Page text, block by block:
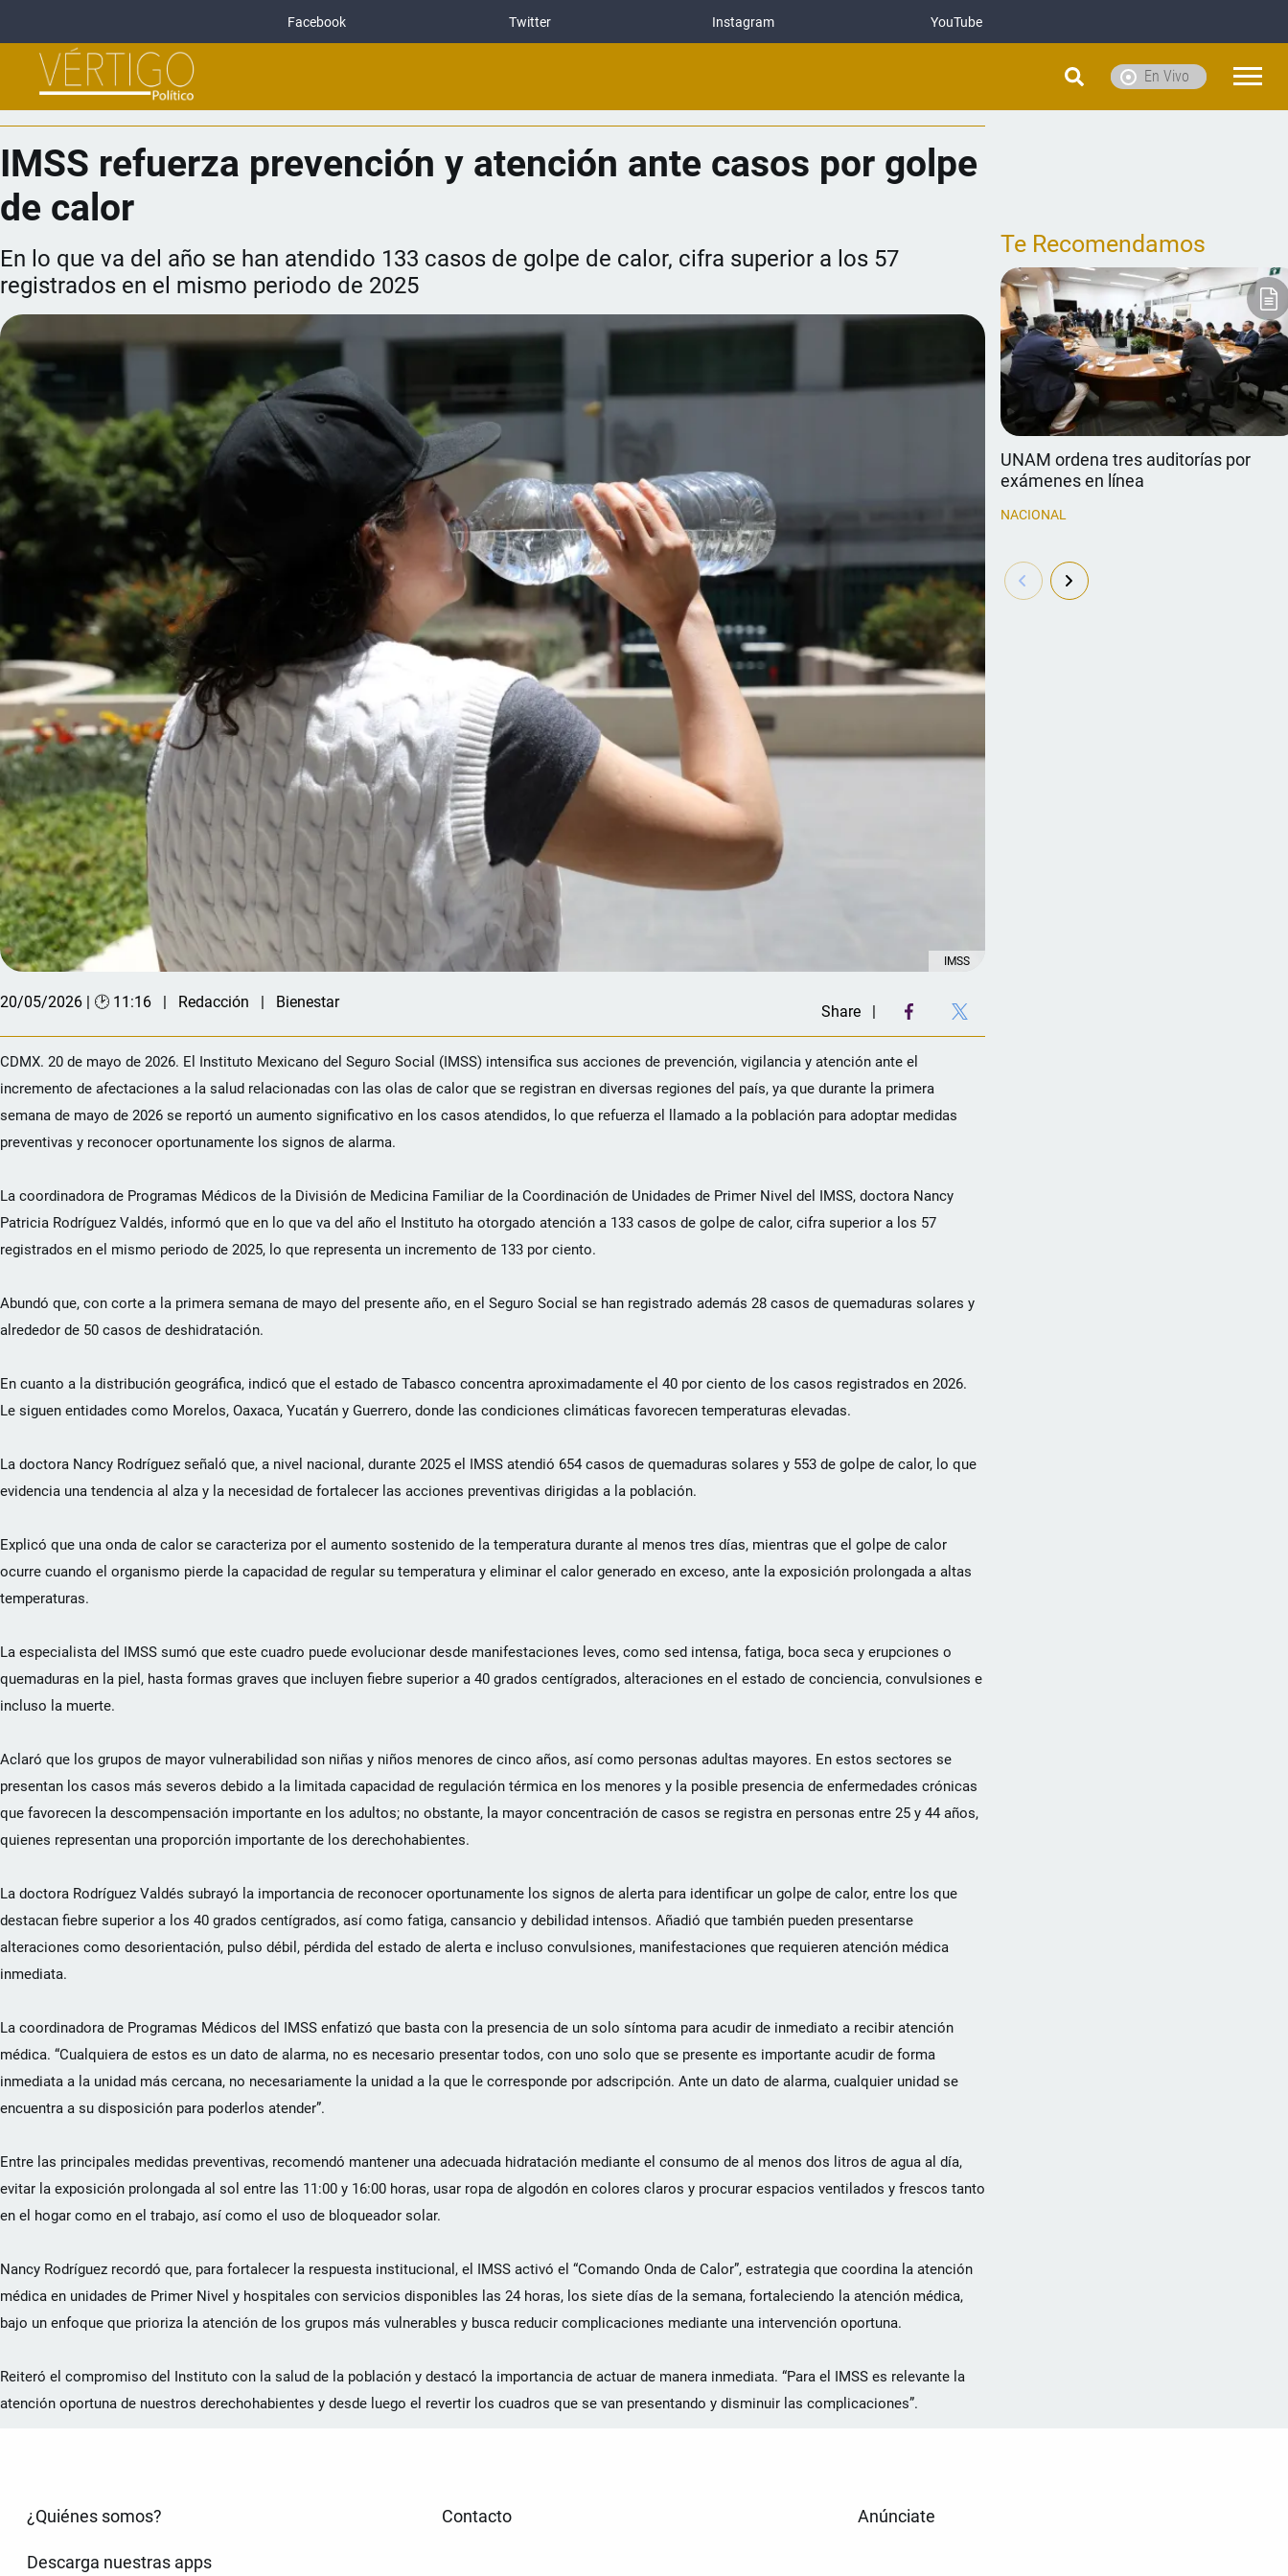
Facebook Twitter Instagram YouTube
En Vivo
IMSS refuerza prevención y atención ante casos por golpe
de calor
En lo que va del año se han atendido 133 casos de golpe de calor, cifra superior a los 57
registrados en el mismo periodo de 2025
IMSS
20/05/2026 | 🕑 11:16 Redacción Bienestar
Share
CDMX. 20 de mayo de 2026. El Instituto Mexicano del Seguro Social (IMSS) intensifica sus acciones de prevención, vigilancia y atención ante el
incremento de afectaciones a la salud relacionadas con las olas de calor que se registran en diversas regiones del país, ya que durante la primera
semana de mayo de 2026 se reportó un aumento significativo en los casos atendidos, lo que refuerza el llamado a la población para adoptar medidas
preventivas y reconocer oportunamente los signos de alarma.
La coordinadora de Programas Médicos de la División de Medicina Familiar de la Coordinación de Unidades de Primer Nivel del IMSS, doctora Nancy
Patricia Rodríguez Valdés, informó que en lo que va del año el Instituto ha otorgado atención a 133 casos de golpe de calor, cifra superior a los 57
registrados en el mismo periodo de 2025, lo que representa un incremento de 133 por ciento.
Abundó que, con corte a la primera semana de mayo del presente año, en el Seguro Social se han registrado además 28 casos de quemaduras solares y
alrededor de 50 casos de deshidratación.
En cuanto a la distribución geográfica, indicó que el estado de Tabasco concentra aproximadamente el 40 por ciento de los casos registrados en 2026.
Le siguen entidades como Morelos, Oaxaca, Yucatán y Guerrero, donde las condiciones climáticas favorecen temperaturas elevadas.
La doctora Nancy Rodríguez señaló que, a nivel nacional, durante 2025 el IMSS atendió 654 casos de quemaduras solares y 553 de golpe de calor, lo que
evidencia una tendencia al alza y la necesidad de fortalecer las acciones preventivas dirigidas a la población.
Explicó que una onda de calor se caracteriza por el aumento sostenido de la temperatura durante al menos tres días, mientras que el golpe de calor
ocurre cuando el organismo pierde la capacidad de regular su temperatura y eliminar el calor generado en exceso, ante la exposición prolongada a altas
temperaturas.
La especialista del IMSS sumó que este cuadro puede evolucionar desde manifestaciones leves, como sed intensa, fatiga, boca seca y erupciones o
quemaduras en la piel, hasta formas graves que incluyen fiebre superior a 40 grados centígrados, alteraciones en el estado de conciencia, convulsiones e
incluso la muerte.
Aclaró que los grupos de mayor vulnerabilidad son niñas y niños menores de cinco años, así como personas adultas mayores. En estos sectores se
presentan los casos más severos debido a la limitada capacidad de regulación térmica en los menores y la posible presencia de enfermedades crónicas
que favorecen la descompensación importante en los adultos; no obstante, la mayor concentración de casos se registra en personas entre 25 y 44 años,
quienes representan una proporción importante de los derechohabientes.
La doctora Rodríguez Valdés subrayó la importancia de reconocer oportunamente los signos de alerta para identificar un golpe de calor, entre los que
destacan fiebre superior a los 40 grados centígrados, así como fatiga, cansancio y debilidad intensos. Añadió que también pueden presentarse
alteraciones como desorientación, pulso débil, pérdida del estado de alerta e incluso convulsiones, manifestaciones que requieren atención médica
inmediata.
La coordinadora de Programas Médicos del IMSS enfatizó que basta con la presencia de un solo síntoma para acudir de inmediato a recibir atención
médica. “Cualquiera de estos es un dato de alarma, no es necesario presentar todos, con uno solo que se presente es importante acudir de forma
inmediata a la unidad más cercana, no necesariamente la unidad a la que le corresponde por adscripción. Ante un dato de alarma, cualquier unidad se
encuentra a su disposición para poderlos atender”.
Entre las principales medidas preventivas, recomendó mantener una adecuada hidratación mediante el consumo de al menos dos litros de agua al día,
evitar la exposición prolongada al sol entre las 11:00 y 16:00 horas, usar ropa de algodón en colores claros y procurar espacios ventilados y frescos tanto
en el hogar como en el trabajo, así como el uso de bloqueador solar.
Nancy Rodríguez recordó que, para fortalecer la respuesta institucional, el IMSS activó el “Comando Onda de Calor”, estrategia que coordina la atención
médica en unidades de Primer Nivel y hospitales con servicios disponibles las 24 horas, los siete días de la semana, fortaleciendo la atención médica,
bajo un enfoque que prioriza la atención de los grupos más vulnerables y busca reducir complicaciones mediante una intervención oportuna.
Reiteró el compromiso del Instituto con la salud de la población y destacó la importancia de actuar de manera inmediata. “Para el IMSS es relevante la
atención oportuna de nuestros derechohabientes y desde luego el revertir los cuadros que se van presentando y disminuir las complicaciones”.
Te Recomendamos
UNAM ordena tres auditorías por
exámenes en línea
NACIONAL
¿Quiénes somos? Contacto Anúnciate
Descarga nuestras apps